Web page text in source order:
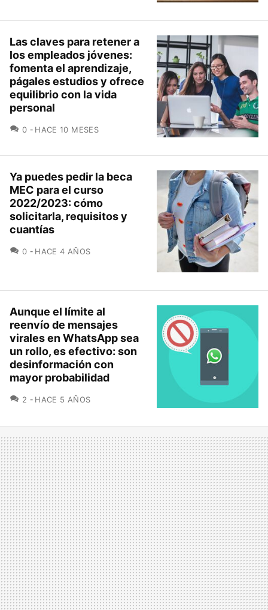
Las claves para retener a
los empleados jóvenes:
fomenta el aprendizaje,
págales estudios y ofrece
equilibrio con la vida
personal
0 COMENTARIOS
HACE 10 MESES
Ya puedes pedir la beca
MEC para el curso
2022/2023: cómo
solicitarla, requisitos y
cuantías
0 COMENTARIOS
HACE 4 AÑOS
Aunque el límite al
reenvío de mensajes
virales en WhatsApp sea
un rollo, es efectivo: son
desinformación con
mayor probabilidad
2 COMENTARIOS
HACE 5 AÑOS